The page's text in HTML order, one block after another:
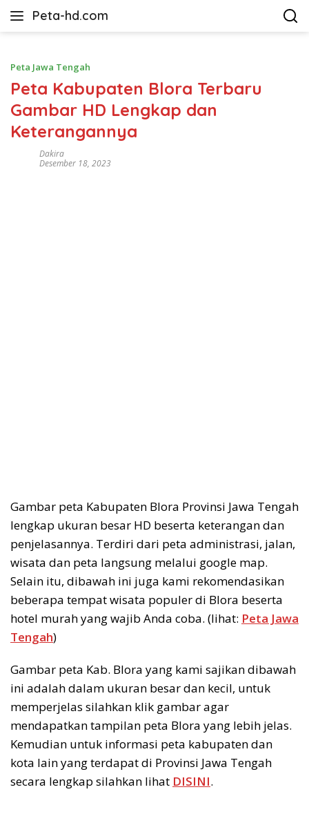
Peta-hd.com
Kumpulan
HD
Peta Jawa Tengah
Peta Kabupaten Blora Terbaru
Gambar HD Lengkap dan
Keterangannya
Dakira
Desember 18, 2023
Gambar peta Kabupaten Blora Provinsi Jawa Tengah
lengkap ukuran besar HD beserta keterangan dan
penjelasannya. Terdiri dari peta administrasi, jalan,
wisata dan peta langsung melalui google map.
Selain itu, dibawah ini juga kami rekomendasikan
beberapa tempat wisata populer di Blora beserta
hotel murah yang wajib Anda coba. (lihat: Peta Jawa
Tengah)
Gambar peta Kab. Blora yang kami sajikan dibawah
ini adalah dalam ukuran besar dan kecil, untuk
memperjelas silahkan klik gambar agar
mendapatkan tampilan peta Blora yang lebih jelas.
Kemudian untuk informasi peta kabupaten dan
kota lain yang terdapat di Provinsi Jawa Tengah
secara lengkap silahkan lihat DISINI.